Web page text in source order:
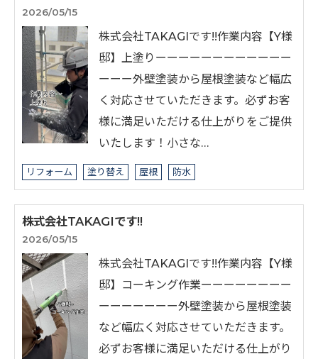
2026/05/15
株式会社TAKAGIです!!⁡作業内容【Y様
邸】上塗りーーーーーーーーーーーー
ーーー外壁塗装から屋根塗装など幅広
く対応させていただきます。必ずお客
様に満足いただける仕上がりをご提供
いたします！小さな…
リフォーム 塗り替え 屋根 防水
株式会社TAKAGIです!!
2026/05/15
株式会社TAKAGIです!!⁡作業内容【Y様
邸】コーキング作業ーーーーーーーー
ーーーーーーー外壁塗装から屋根塗装
など幅広く対応させていただきます。
必ずお客様に満足いただける仕上がり